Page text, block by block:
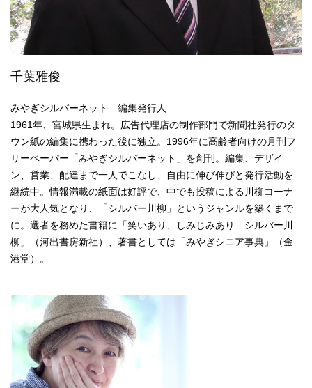
千葉雅俊
みやぎシルバーネット 編集発行人
1961年、宮城県生まれ。広告代理店の制作部門で新聞社発行のタ
ウン紙の編集に携わった後に独立。1996年に高齢者向けの月刊フ
リーペーパー「みやぎシルバーネット」を創刊。編集、デザイ
ン、営業、配達まで一人でこなし、自由に伸び伸びと発行活動を
継続中。情報満載の紙面は好評で、中でも投稿による川柳コーナ
ーが大人気となり、「シルバー川柳」というジャンルを築くまで
に。選者を務めた書籍に「笑いあり、しみじみあり シルバー川
柳」（河出書房新社）、著書としては「みやぎシニア事典」（金
港堂）。